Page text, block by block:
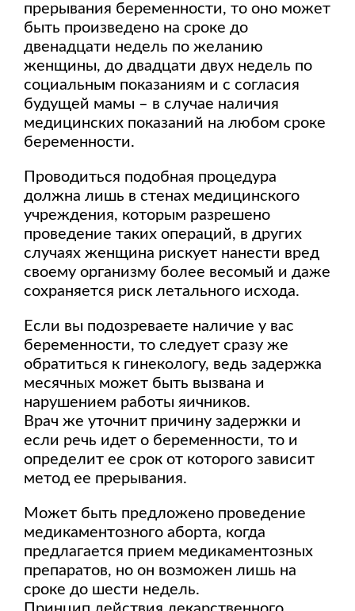
прерывания беременности, то оно может
быть произведено на сроке до
двенадцати недель по желанию
женщины, до двадцати двух недель по
социальным показаниям и с согласия
будущей мамы – в случае наличия
медицинских показаний на любом сроке
беременности.
Проводиться подобная процедура
должна лишь в стенах медицинского
учреждения, которым разрешено
проведение таких операций, в других
случаях женщина рискует нанести вред
своему организму более весомый и даже
сохраняется риск летального исхода.
Если вы подозреваете наличие у вас
беременности, то следует сразу же
обратиться к гинекологу, ведь задержка
месячных может быть вызвана и
нарушением работы яичников.
Врач же уточнит причину задержки и
если речь идет о беременности, то и
определит ее срок от которого зависит
метод ее прерывания.
Может быть предложено проведение
медикаментозного аборта, когда
предлагается прием медикаментозных
препаратов, но он возможен лишь на
сроке до шести недель.